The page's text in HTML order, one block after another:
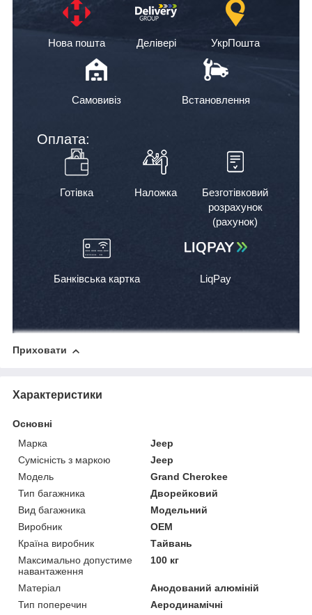
Нова пошта Делівері УкрПошта
Самовивіз Встановлення
Оплата:
Готівка Наложка
Безготівковий
розрахунок
(рахунок)
Банківська картка LiqPay
Приховати
Характеристики
Основні
Марка
Jeep
Сумісність з маркою
Jeep
Модель
Grand Cherokee
Тип багажника
Дворейковий
Вид багажника
Модельний
Виробник
OEM
Країна виробник
Тайвань
Максимально допустиме
навантаження
100 кг
Матеріал
Анодований алюміній
Тип поперечин
Аеродинамічні